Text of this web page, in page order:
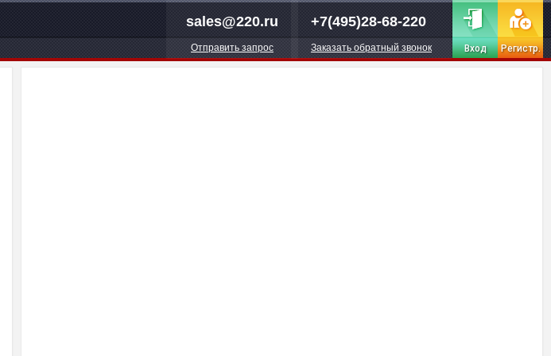
sales@220.ru
Отправить запрос
+7(495)28-68-220
Заказать обратный звонок Вход Регистр.